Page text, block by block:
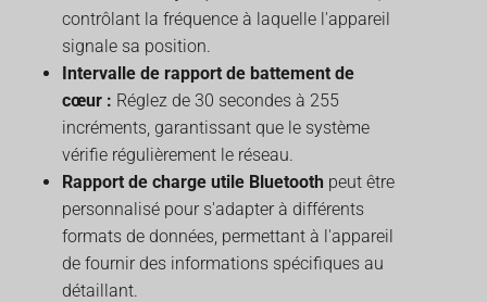
contrôlant la fréquence à laquelle l'appareil
signale sa position.
Intervalle de rapport de battement de
cœur : Réglez de 30 secondes à 255
incréments, garantissant que le système
vérifie régulièrement le réseau.
Rapport de charge utile Bluetooth peut être
personnalisé pour s'adapter à différents
formats de données, permettant à l'appareil
de fournir des informations spécifiques au
détaillant.